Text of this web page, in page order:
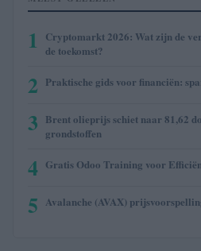
1
Cryptomarkt 2026: Wat zijn de
de toekomst?
2 Praktische gids voor financiën:
3 Brent olieprijs schiet naar 81,62
grondstoffen
4 Gratis Odoo Training voor
5 Avalanche (AVAX)